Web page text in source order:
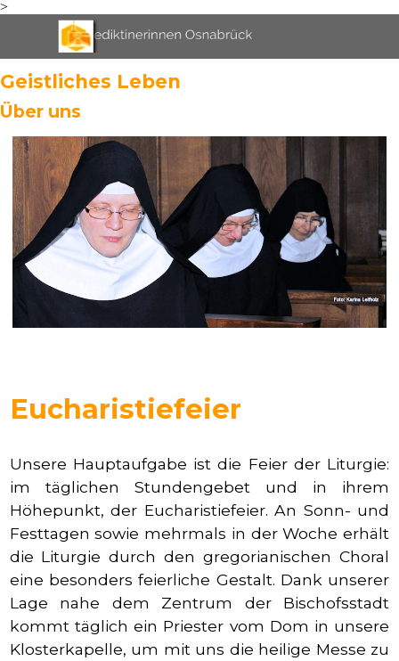
>
Direkt zum Seiteninhalt
Menü überspringen
Geistliches Leben
Über uns
Eucharistiefeier
Unsere Hauptaufgabe ist die Feier der Liturgie:
im täglichen Stundengebet und in ihrem
Höhepunkt, der Eucharistiefeier. An Sonn- und
Festtagen sowie mehrmals in der Woche erhält
die Liturgie durch den gregorianischen Choral
eine besonders feierliche Gestalt. Dank unserer
Lage nahe dem Zentrum der Bischofsstadt
kommt täglich ein Priester vom Dom in unsere
Klosterkapelle, um mit uns die heilige Messe zu